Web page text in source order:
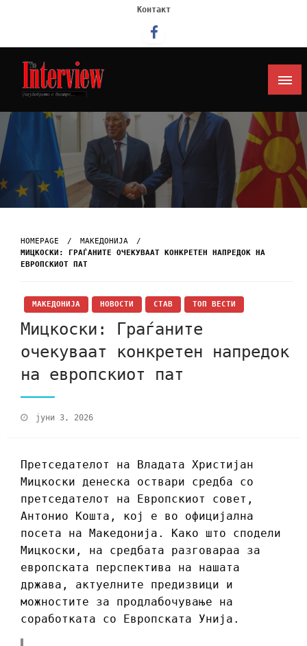
Контакт
Интервју
HOMEPAGE
МАКЕДОНИЈА
МИЦКОСКИ: ГРАЃАНИТЕ ОЧЕКУВААТ КОНКРЕТЕН НАПРЕДОК НА
ЕВРОПСКИОТ ПАТ
МАКЕДОНИЈА НОВОСТИ СТАВ ТОП ВЕСТИ
Мицкоски: Граѓаните
очекуваат конкретен напредок
на европскиот пат
јуни 3, 2026
Претседателот на Владата Христијан
Мицкоски денеска оствари средба со
претседателот на Европскиот совет,
Антонио Кошта, кој е во официјална
посета на Македонија. Како што сподели
Мицкоски, на средбата разговараа за
европската перспектива на нашата
држава, актуелните предизвици и
можностите за продлабочување на
соработката со Европската Унија.